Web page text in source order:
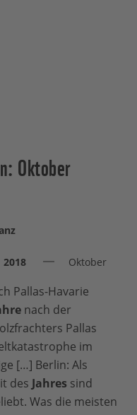
Oktober
2018 Oktober
Pallas-Havarie
nach der
Pallas
im
[…] Berlin: Als
des Jahres sind
Was die meisten